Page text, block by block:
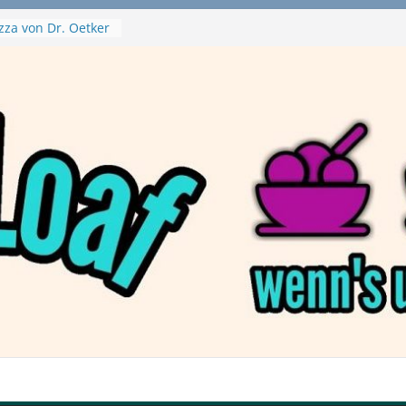
von Dr. Oetker
Nuggets und
vegan?
/